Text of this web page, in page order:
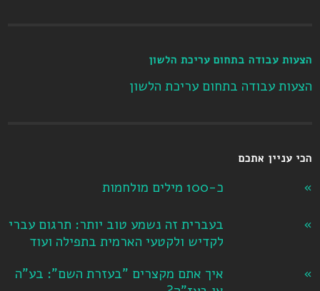
הצעות עבודה בתחום עריכת הלשון
הצעות עבודה בתחום עריכת הלשון
הכי עניין אתכם
כ-100 מילים מולחמות
בעברית זה נשמע טוב יותר: תרגום עברי
לקדיש ולקטעי הארמית בתפילה ועוד
איך אתם מקצרים "בעזרת השם": בע"ה